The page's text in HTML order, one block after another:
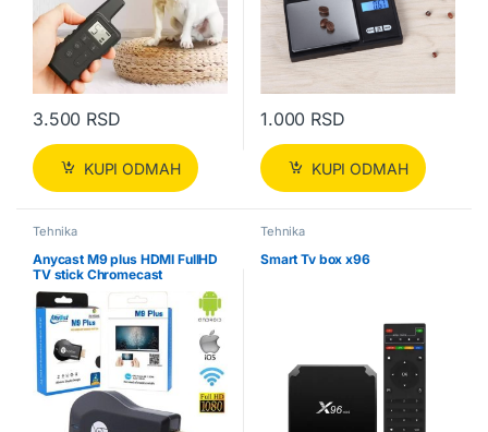
3.500 RSD
KUPI ODMAH
1.000 RSD
KUPI ODMAH
Tehnika
Anycast M9 plus HDMI FullHD
TV stick Chromecast
Tehnika
Smart Tv box x96